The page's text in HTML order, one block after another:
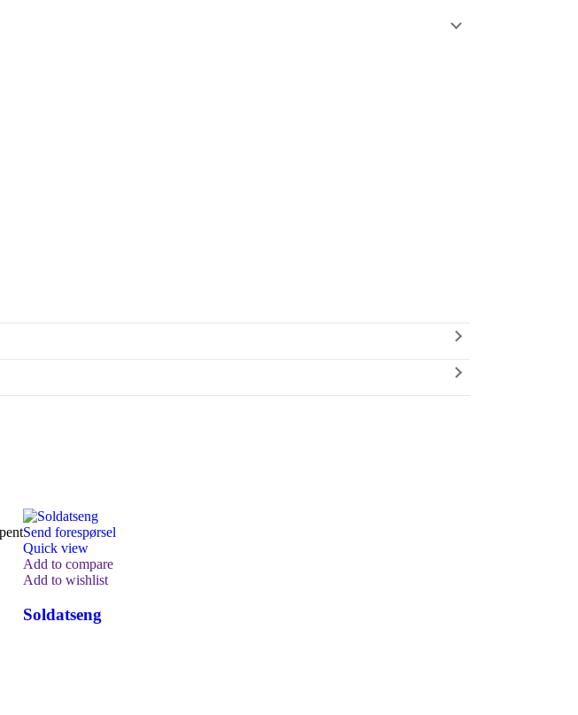
Send forespørsel
Quick view
Add to compare
Add to wishlist
Soldatseng